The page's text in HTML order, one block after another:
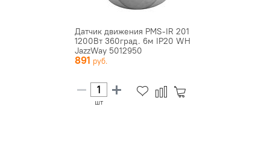
Датчик движения PMS-IR 201
1200Вт 360град. 6м IP20 WH
JazzWay 5012950
891
шт